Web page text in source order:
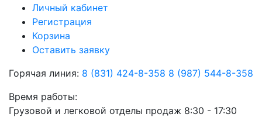
Личный кабинет
Регистрация
Корзина
Оставить заявку
Горячая линия: 8 (831) 424-8-358 8 (987) 544-8-358
Время работы:
Грузовой и легковой отделы продаж 8:30 - 17:30